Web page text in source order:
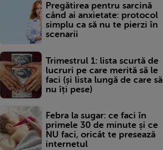
Pregătirea pentru sarcină
când ai anxietate: protocol
simplu ca să nu te pierzi în
scenarii
Trimestrul 1: lista scurtă de
lucruri pe care merită să le
faci (și lista lungă de care să
nu îți pese)
Febra la sugar: ce faci în
primele 30 de minute și ce
NU faci, oricât te presează
internetul